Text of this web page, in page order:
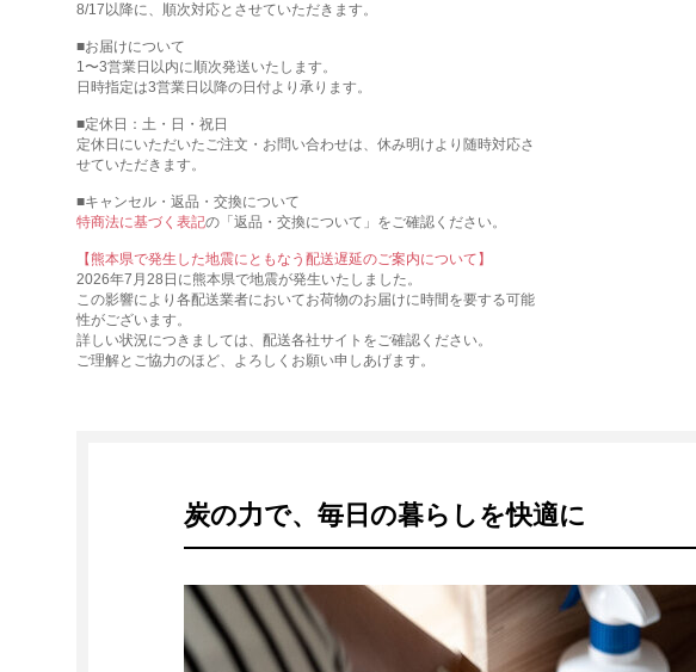
8/17以降に、順次対応とさせていただきます。
■お届けについて
1〜3営業日以内に順次発送いたします。
日時指定は3営業日以降の日付より承ります。
■定休日：土・日・祝日
定休日にいただいたご注文・お問い合わせは、休み明けより随時対応さ
せていただきます。
■キャンセル・返品・交換について
特商法に基づく表記の「返品・交換について」をご確認ください。
【熊本県で発生した地震にともなう配送遅延のご案内について】
2026年7月28日に熊本県で地震が発生いたしました。
この影響により各配送業者においてお荷物のお届けに時間を要する可能
性がございます。
詳しい状況につきましては、配送各社サイトをご確認ください。
ご理解とご協力のほど、よろしくお願い申しあげます。
炭の力で、毎日の暮らしを快適に